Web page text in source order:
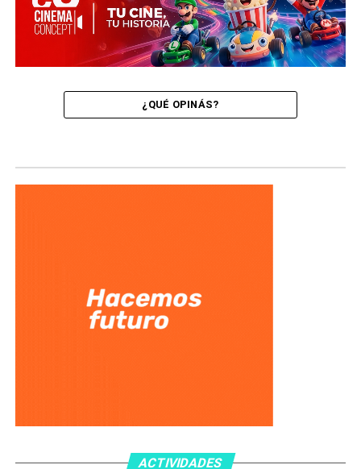
¿QUÉ OPINÁS?
ACTIVIDADES